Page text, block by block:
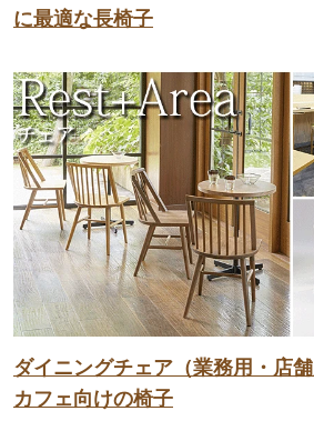
に最適な長椅子
ダイニングチェア（業務用・店
カフェ向けの椅子